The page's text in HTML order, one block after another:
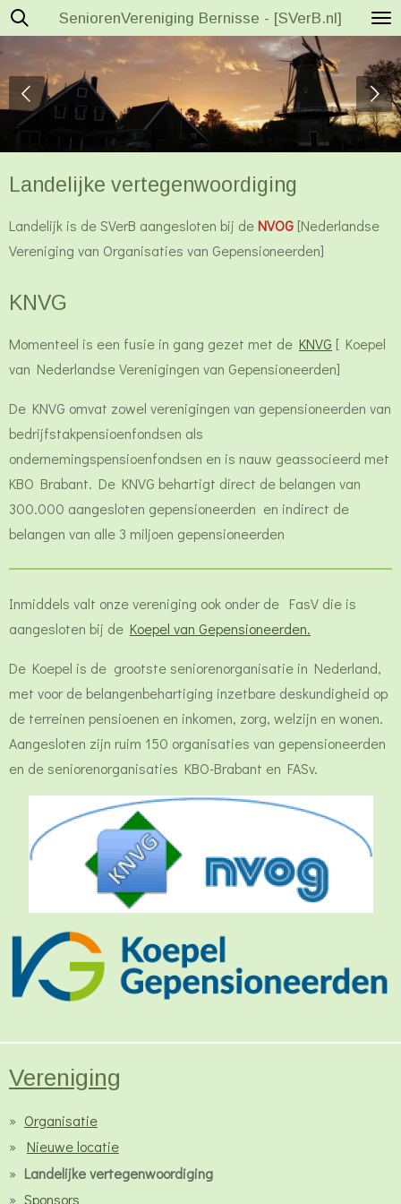
Ga
naar
de
hoofdinhoud
SeniorenVereniging Bernisse - [SVerB.nl]
Landelijke vertegenwoordiging
Landelijk is de SVerB aangesloten bij deNVOG [Nederlandse
Vereniging van Organisaties van Gepensioneerden]
KNVG
Momenteel is een fusie in gang gezet met de KNVG [ Koepel
van Nederlandse Verenigingen van Gepensioneerden]
De KNVG omvat zowel verenigingen van gepensioneerden van
bedrijfstakpensioenfondsen als
ondernemingspensioenfondsen en is nauw geassocieerd met
KBO Brabant. De KNVG behartigt direct de belangen van
300.000 aangesloten gepensioneerden en indirect de
belangen van alle 3 miljoen gepensioneerden
Inmiddels valt onze vereniging ook onder de FasV die is
aangesloten bij de Koepel van Gepensioneerden.
De Koepel is de grootste seniorenorganisatie in Nederland,
met voor de belangenbehartiging inzetbare deskundigheid op
de terreinen pensioenen en inkomen, zorg, welzijn en wonen.
Aangesloten zijn ruim 150 organisaties van gepensioneerden
en de seniorenorganisaties KBO-Brabant en FASv.
Vereniging
Organisatie
Nieuwe locatie
Landelijke vertegenwoordiging
Sponsors